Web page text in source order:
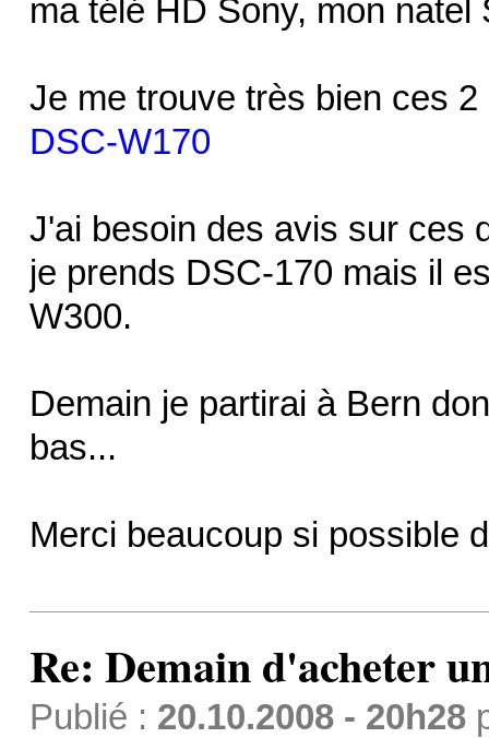
ma télé HD Sony, mon
Je me trouve très bien ces
DSC-W170
J'ai besoin des avis sur ces
je prends DSC-170 mais il
W300.
Demain je partirai à Bern
bas...
Merci beaucoup si possible
Re: Demain d'acheter
Publié : 20.10.2008 - 20h28